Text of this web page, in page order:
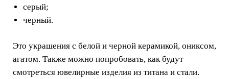
серый;
черный.
Это украшения с белой и черной керамикой, ониксом,
агатом. Также можно попробовать, как будут
смотреться ювелирные изделия из титана и стали.